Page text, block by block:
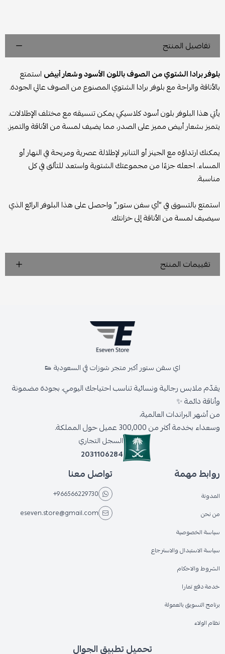
تفاصيل المنتج
بلوفر برادا الشتوي من الصوف باللون الأسود وشعار أبيض استمتع
بالأناقة والراحة مع بلوفر برادا الشتوي المصنوع من الصوف عالي الجودة.
يأتي هذا البلوفر بلون أسود كلاسيكي يمكن تنسيقه مع مختلف الإطلالات.
يتميز بشعار أبيض مميز على الصدر، مما يضيف لمسة من الأناقة والتميز.
يمكنك ارتداؤه مع الجينز أو التنانير لإطلالة عصرية ومريحة في النهار أو
المساء. اجعله جزءًا من مجموعتك الشتوية واستعد للتألق في كل
مناسبة.
استمتع بالتسوق في “أي سفن ستور” واحصل على هذا البلوفر الرائع الذي
سيضيف لمسة من الأناقة إلى خزانتك.
تقييمات المنتج
اي سفن ستور أكبر متجر شوزات في السعودية 👟
يقدّم ملابس رجالية ونسائية تناسب احتياجك اليومي، بجودة مضمونة
وأناقة دائمة ✨
من أشهر البراندات العالمية،
وسعداء بخدمة أكثر من 300,000 عميل حول المملكة.
السجل التجاري
2031106284
روابط مهمة
المدونة
من نحن
سياسة الخصوصية
سياسة الاستبدال والاسترجاع
الشروط والاحكام
خدمة دفع تمارا
برنامج التسويق بالعمولة
نظام الولاء
تواصل معنا
+966566229730
eseven.store@gmail.com
تحميل تطبيق الجوال